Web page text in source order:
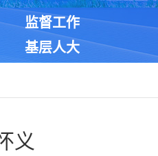
监督工作
基层人大
义